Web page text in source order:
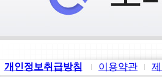
개인정보취급방침 이용약관